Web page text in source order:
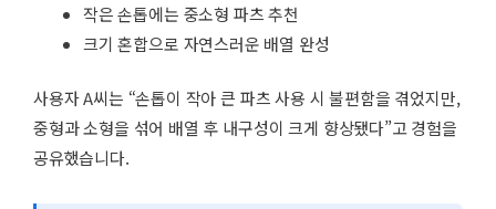
작은 손톱에는 중소형 파츠 추천
크기 혼합으로 자연스러운 배열 완성
사용자 A씨는 “손톱이 작아 큰 파츠 사용 시 불편함을 겪었지만,
중형과 소형을 섞어 배열 후 내구성이 크게 향상됐다”고 경험을
공유했습니다.